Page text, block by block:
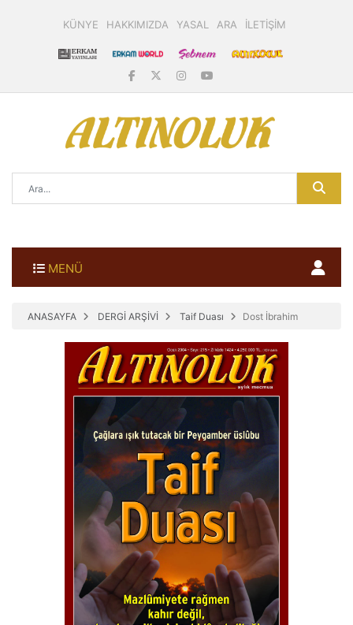
KÜNYE HAKKIMIZDA YASAL ARA İLETİŞİM
MENÜ
ANASAYFA DERGİ ARŞİVİ Taif Duası Dost İbrahim